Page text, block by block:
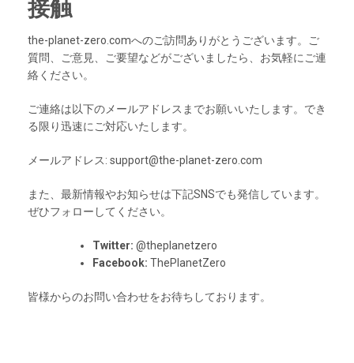
ンラインルーレ
ット
接触
the-planet-zero.comへのご訪問ありがとうございます。ご
質問、ご意見、ご要望などがございましたら、お気軽にご連
絡ください。
ご連絡は以下のメールアドレスまでお願いいたします。でき
る限り迅速にご対応いたします。
メールアドレス: support@the-planet-zero.com
また、最新情報やお知らせは下記SNSでも発信しています。
ぜひフォローしてください。
Twitter: @theplanetzero
Facebook: ThePlanetZero
皆様からのお問い合わせをお待ちしております。